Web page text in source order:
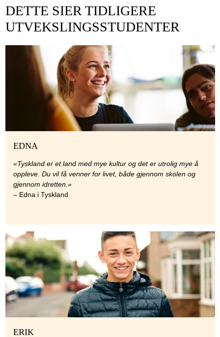
DETTE SIER TIDLIGERE
UTVEKSLINGSSTUDENTER
EDNA
«Tyskland er et land med mye kultur og det er utrolig mye å
oppleve. Du vil få venner for livet, både gjennom skolen og
gjennom idretten.»
– Edna i Tyskland
ERIK